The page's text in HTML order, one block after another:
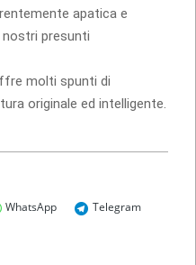
apatica e
presunti
molti spunti di
originale ed intelligente.
WhatsApp
Telegram